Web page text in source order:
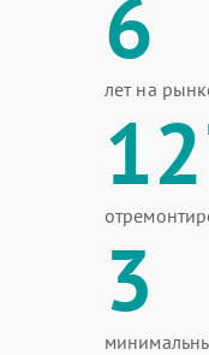
6
лет на
3